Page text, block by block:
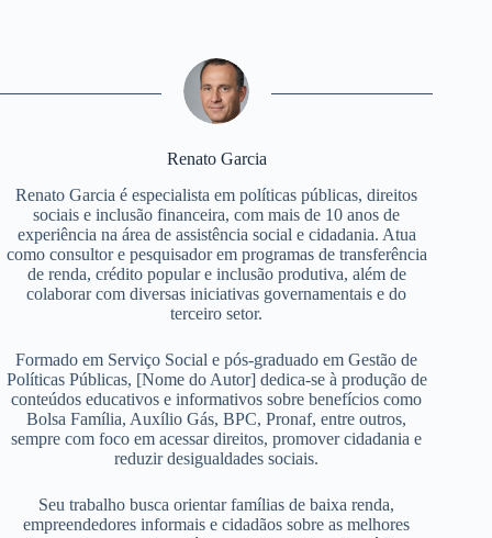
Renato Garcia
Renato Garcia é especialista em políticas públicas, direitos
sociais e inclusão financeira, com mais de 10 anos de
experiência na área de assistência social e cidadania. Atua
como consultor e pesquisador em programas de transferência
de renda, crédito popular e inclusão produtiva, além de
colaborar com diversas iniciativas governamentais e do
terceiro setor.
Formado em Serviço Social e pós-graduado em Gestão de
Políticas Públicas, [Nome do Autor] dedica-se à produção de
conteúdos educativos e informativos sobre benefícios como
Bolsa Família, Auxílio Gás, BPC, Pronaf, entre outros,
sempre com foco em acessar direitos, promover cidadania e
reduzir desigualdades sociais.
Seu trabalho busca orientar famílias de baixa renda,
empreendedores informais e cidadãos sobre as melhores